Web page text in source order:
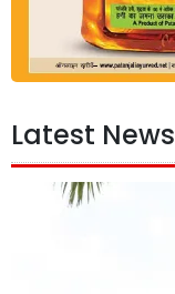
Latest News